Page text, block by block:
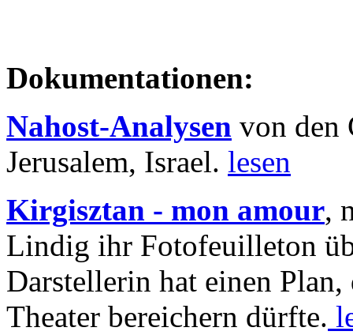
Dokumentationen:
Nahost-Analysen von den
Jerusalem, Israel. lesen
Kirgisztan - mon amour,
Lindig ihr Fotofeuilleton
Darstellerin hat einen Plan,
Theater bereichern dürfte.